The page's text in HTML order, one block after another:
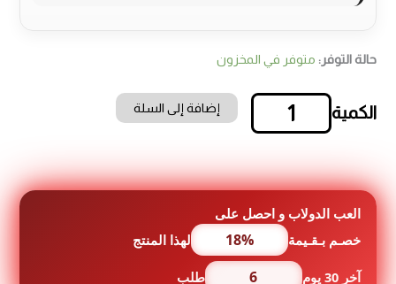
حالة التوفر: متوفر في المخزون
كمية
كونتي
-
18
إضافة إلى السلة
العب الدولاب و احصل على
خصـم بـقـيمة
18% لهذا المنتج
آخر 30 يوم 6 طلب